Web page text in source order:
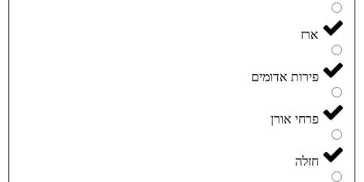
ארז
פירות אדומים
פרחי אורן
חזלה